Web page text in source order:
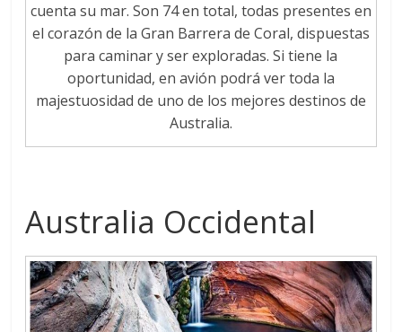
cuenta su mar. Son 74 en total, todas presentes en
el corazón de la Gran Barrera de Coral, dispuestas
para caminar y ser exploradas. Si tiene la
oportunidad, en avión podrá ver toda la
majestuosidad de uno de los mejores destinos de
Australia.
Australia Occidental